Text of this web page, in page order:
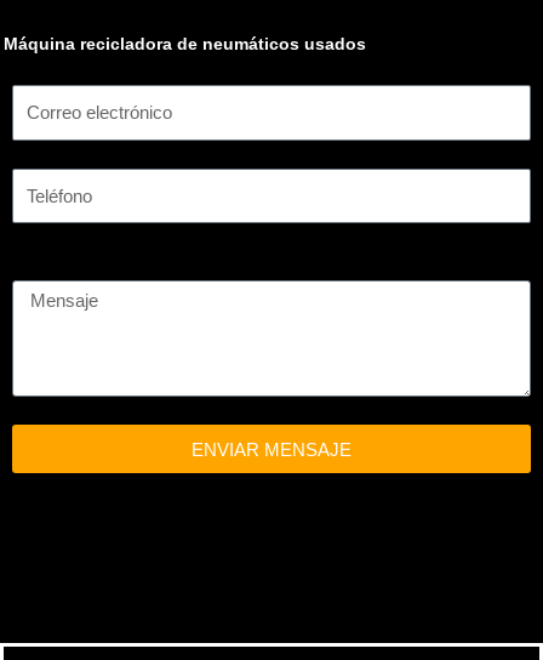
Máquina recicladora de neumáticos usados
ENVIAR MENSAJE